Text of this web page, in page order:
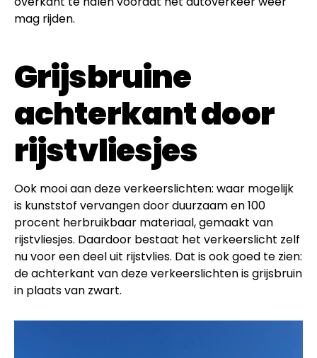
mag rijden.
Grijsbruine
achterkant door
rijstvliesjes
Ook mooi aan deze verkeerslichten: waar mogelijk
is kunststof vervangen door duurzaam en 100
procent herbruikbaar materiaal, gemaakt van
rijstvliesjes. Daardoor bestaat het verkeerslicht zelf
nu voor een deel uit rijstvlies. Dat is ook goed te zien:
de achterkant van deze verkeerslichten is grijsbruin
in plaats van zwart.